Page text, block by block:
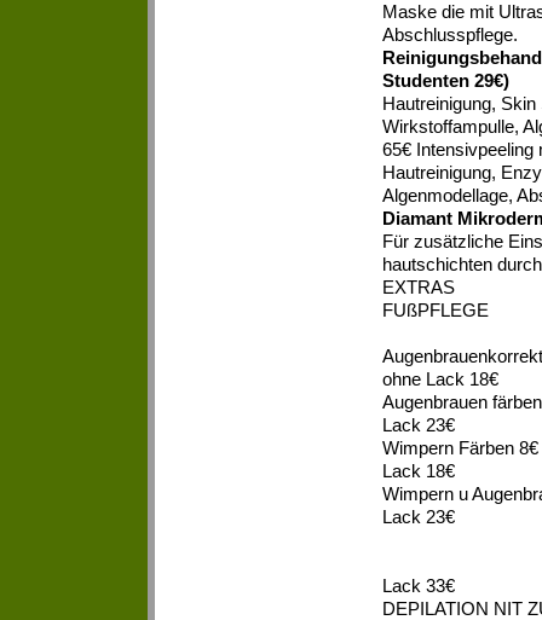
Maske die mit
Abschlusspflege.
Studenten 29€)
Hautreinigung,
Wirkstoffampulle,
65€ Intensivpeeling
Hautreinigung,
Algenmodellage,
Diamant
Für zusätzliche
hautschichten
FUßPFLEGE
ohne Lack 18€
Lack 23€
Lack 18€
Wimpern u
Lack 23€
Lack 33€
DEPILATION NIT